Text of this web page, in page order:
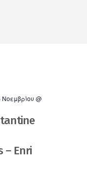
Νοεμβρίου @
– Enri